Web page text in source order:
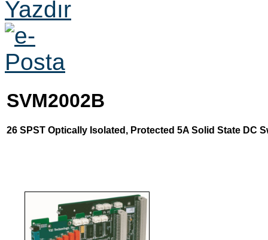
SVM2002B
26 SPST Optically Isolated, Protected 5A Solid State DC